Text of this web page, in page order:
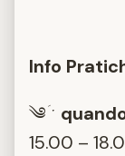
Info
༄ؘ ˑ
15.00 –